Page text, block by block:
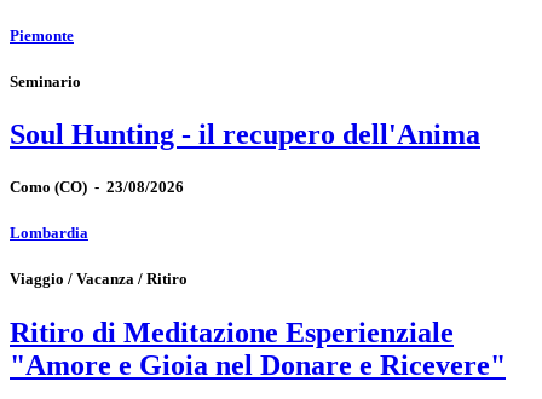
Piemonte
Seminario
Soul Hunting - il recupero dell'Anima
Como (CO) - 23/08/2026
Lombardia
Viaggio / Vacanza / Ritiro
Ritiro di Meditazione Esperienziale
"Amore e Gioia nel Donare e Ricevere"